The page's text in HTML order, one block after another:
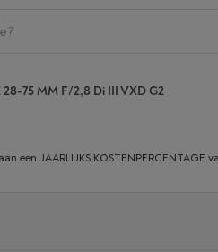
75 MM F/2,8 Di III VXD G2
een JAARLIJKS